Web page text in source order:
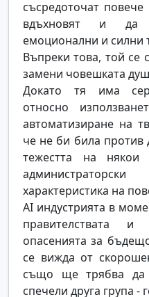
съсредоточат
вдъхновят и да
емоционални и силни
Въпреки това, той се
замени човешката
Докато тя има
относно
автоматизиране на
че не би била против
тежестта на някои
характеристика на
AI индустрията в
правителствата и
опасенията за
се вижда от
също ще трябва да
спечели друга група -